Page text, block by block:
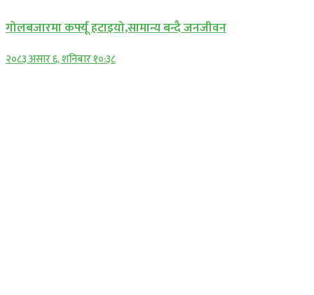
गोलबजारमा कर्फ्यू हटाइयो,सामान्य बन्दै जनजीवन
२०८३ असार ६, शनिबार १०:३८